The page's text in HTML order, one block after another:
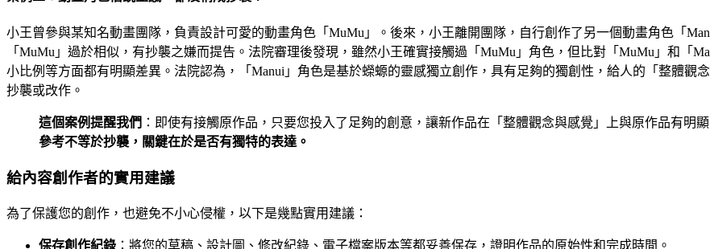
小王曾參與某知名動畫團隊，負責設計可愛的動畫角色「MuMu」。後來，小王離開團隊，自行創作了另一個動畫角色「
「MuMu」過於相似，有抄襲之嫌而提告。法院審理後發現，雖然小王確實接觸過「MuMu」角色，但比對「MuMu」和「
小比例等方面都有明顯差異。法院認為，「Manui」角色是基於蠑螈的靈感獨立創作，具有足夠的獨創性，給人的「整體觀
抄襲或改作。
這個案例提醒我們 ：即使有接觸原作品，只要您投入了足夠的創意，讓新作品在「整體觀念與感覺」上與原作品有明
參考不等於抄襲，關鍵在於是否有獨特的表達。
給內容創作者的實用建議
為了保護您的創作，也避免不小心侵權，以下是幾點實用建議：
保存創作紀錄 ：將您的草稿、設計圖、修改紀錄、電子檔案版本等都妥善保存，證明作品的原始性和完成時間。